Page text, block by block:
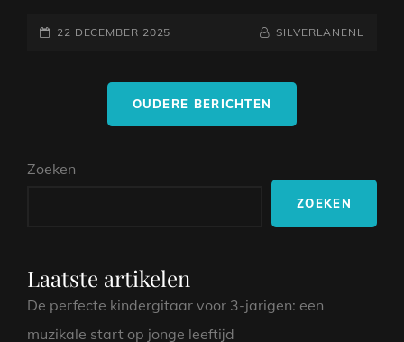
DE
ICOON
IN
GEPLAATST
22 DECEMBER 2025 NAAMREGEL
BYLINE
SILVERLANENL
Berichtnavigatie
OUDERE BERICHTEN
Zoeken
ZOEKEN
Laatste artikelen
De perfecte kindergitaar voor 3-jarigen: een
muzikale start op jonge leeftijd